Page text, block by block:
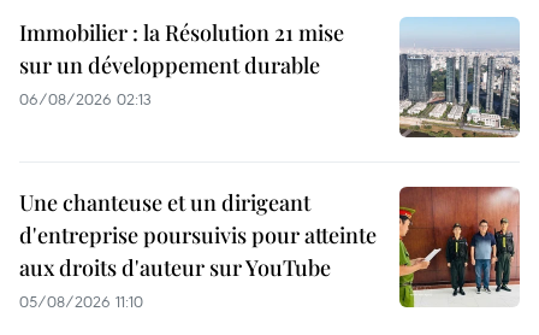
Immobilier : la Résolution 21 mise
sur un développement durable
06/08/2026 02:13
Une chanteuse et un dirigeant
d'entreprise poursuivis pour atteinte
aux droits d'auteur sur YouTube
05/08/2026 11:10